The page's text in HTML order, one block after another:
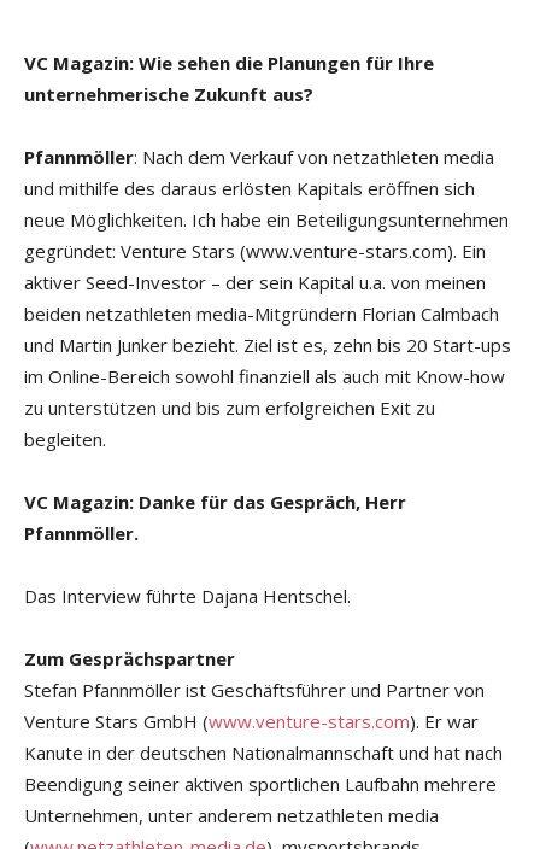
VC Magazin: Wie sehen die Planungen für Ihre
unternehmerische Zukunft aus?
Pfannmöller: Nach dem Verkauf von netzathleten media
und mithilfe des daraus erlösten Kapitals eröffnen sich
neue Möglichkeiten. Ich habe ein Beteiligungsunternehmen
gegründet: Venture Stars (www.venture-stars.com). Ein
aktiver Seed-Investor – der sein Kapital u.a. von meinen
beiden netzathleten media-Mitgründern Florian Calmbach
und Martin Junker bezieht. Ziel ist es, zehn bis 20 Start-ups
im Online-Bereich sowohl finanziell als auch mit Know-how
zu unterstützen und bis zum erfolgreichen Exit zu
begleiten.
VC Magazin: Danke für das Gespräch, Herr
Pfannmöller.
Das Interview führte Dajana Hentschel.
Zum Gesprächspartner
Stefan Pfannmöller ist Geschäftsführer und Partner von
Venture Stars GmbH (www.venture-stars.com). Er war
Kanute in der deutschen Nationalmannschaft und hat nach
Beendigung seiner aktiven sportlichen Laufbahn mehrere
Unternehmen, unter anderem netzathleten media